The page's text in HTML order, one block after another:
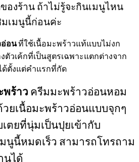
งร้าน ถ้าไม่รู้จะกินเมนูไหน
เมนูนี้ก่อนค่ะ
อ่อนที่ใช้เนื้อมะพร้าวแท้แบบไม่งก
วเค้กที่เป็นสูตรเฉพาะแตกต่างจาก
ด้ตั้งแต่คำแรกที่กัด
พร้าว ครีมมะพร้าวอ่อนหอม
ยเนื้อมะพร้าวอ่อนแบบจุกๆ
ตยที่นุ่มเป็นปุยเข้ากับ
นูนี้หมดเร็ว สามารถโทรถาม
นได้